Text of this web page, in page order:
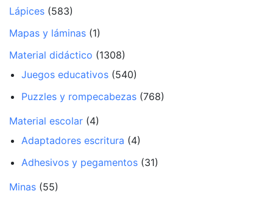
Lápices (583)
Mapas y láminas (1)
Material didáctico (1308)
Juegos educativos (540)
Puzzles y rompecabezas (768)
Material escolar (4)
Adaptadores escritura (4)
Adhesivos y pegamentos (31)
Minas (55)